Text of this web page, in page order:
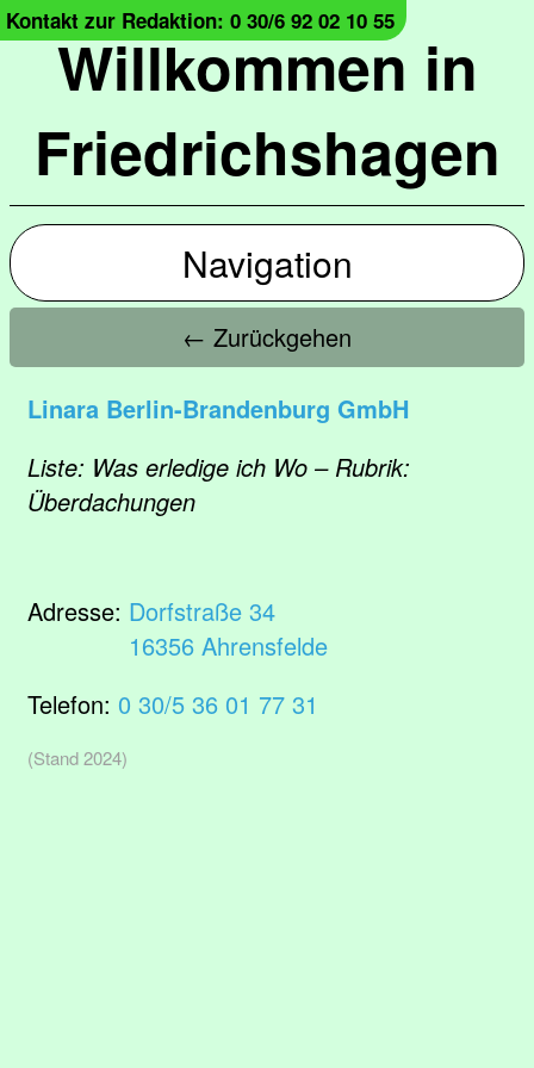
Willkommen in
Friedrichshagen
Kontakt zur Redaktion: 0 30/6 92 02 10 55
Navigation
← Zurückgehen
Linara Berlin-Brandenburg GmbH
Liste: Was erledige ich Wo – Rubrik:
Überdachungen
Adresse: Dorfstraße 34
16356 Ahrensfelde
Telefon: 0 30/5 36 01 77 31
(Stand 2024)